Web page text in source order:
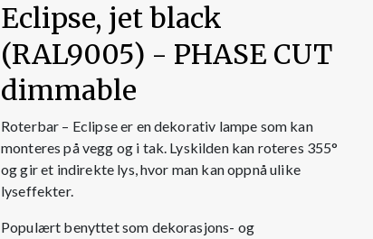
Eclipse, jet black
(RAL9005) - PHASE CUT
dimmable
Roterbar – Eclipse er en dekorativ lampe som kan
monteres på vegg og i tak. Lyskilden kan roteres 355°
og gir et indirekte lys, hvor man kan oppnå ulike
lyseffekter.
Populært benyttet som dekorasjons- og